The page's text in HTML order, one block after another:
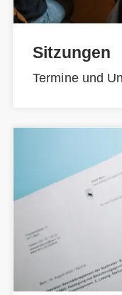
Sitzungen
Termine und